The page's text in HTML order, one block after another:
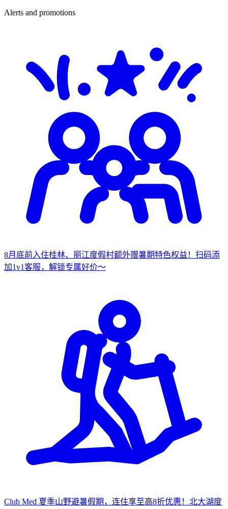
Alerts and promotions
8月底前入住桂林、丽江度假村额外赠暑期特色权益！ 扫码添
加1v1客服，解锁专属好价～
Club Med 夏季山野避暑假期，连住享至高8折优惠！ 北大湖度